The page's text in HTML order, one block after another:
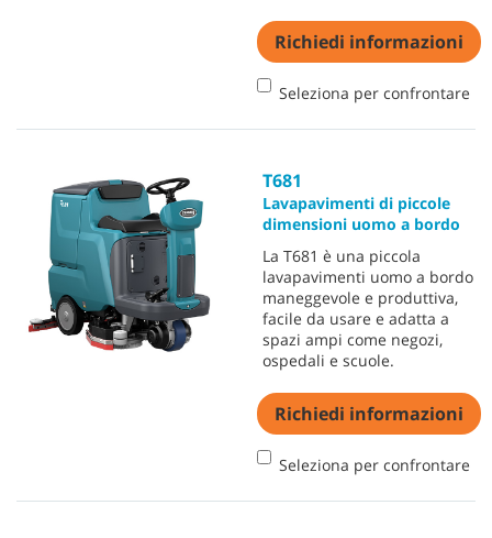
Richiedi informazioni
Seleziona per confrontare
T681
Lavapavimenti di piccole
dimensioni uomo a bordo
La T681 è una piccola
lavapavimenti uomo a bordo
maneggevole e produttiva,
facile da usare e adatta a
spazi ampi come negozi,
ospedali e scuole.
Richiedi informazioni
Seleziona per confrontare